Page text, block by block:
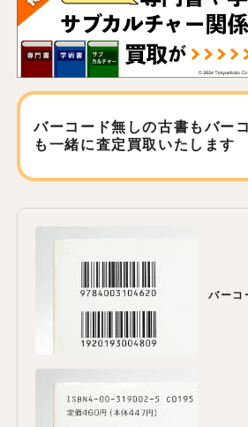
バーコード無しの古書もバー
も 一緒に査定買取いたします
バーコ